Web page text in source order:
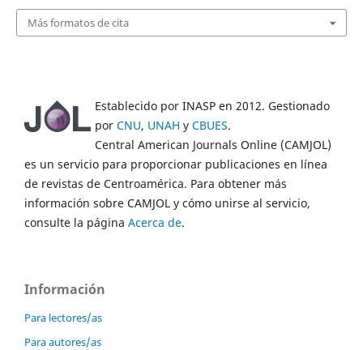
Más formatos de cita
Establecido por INASP en 2012. Gestionado
por CNU, UNAH y CBUES.
Central American Journals Online (CAMJOL)
es un servicio para proporcionar publicaciones en línea
de revistas de Centroamérica. Para obtener más
información sobre CAMJOL y cómo unirse al servicio,
consulte la página Acerca de.
Información
Para lectores/as
Para autores/as